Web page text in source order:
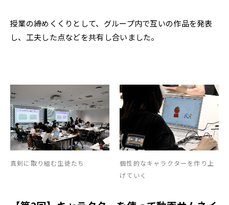
授業の締めくくりとして、グループ内で互いの作品を発表
し、工夫した点などを共有し合いました。
真剣に取り組む生徒たち
個性的なキャラクターを作り上
げていく